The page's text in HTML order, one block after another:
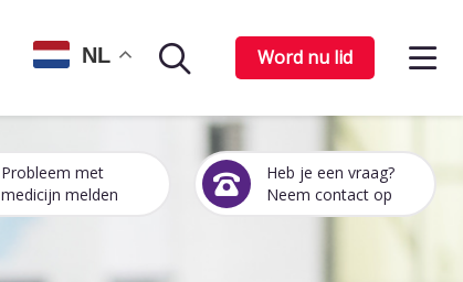
Word nu lid
Zoekpagina
NL
Probleem met
medicijn melden
medicijn
Heb je een vraag?
Neem contact op
je